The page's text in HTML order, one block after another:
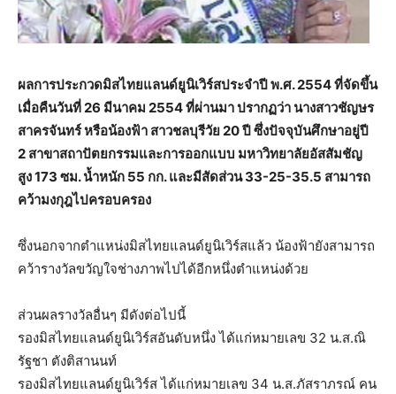
ผลการประกวดมิสไทยแลนด์ยูนิเวิร์สประจำปี พ.ศ. 2554 ที่จัดขึ้น
เมื่อคืนวันที่ 26 มีนาคม 2554 ที่ผ่านมา ปรากฏว่า นางสาวชัญษร
สาครจันทร์ หรือน้องฟ้า สาวชลบุรีวัย 20 ปี ซึ่งปัจจุบันศึกษาอยู่ปี
2 สาขาสถาปัตยกรรมและการออกแบบ มหาวิทยาลัยอัสสัมชัญ
สูง 173 ซม. น้ำหนัก 55 กก. และมีสัดส่วน 33-25-35.5 สามารถ
คว้ามงกุฎไปครอบครอง
ซึ่งนอกจากตำแหน่งมิสไทยแลนด์ยูนิเวิร์สแล้ว น้องฟ้ายังสามารถ
คว้ารางวัลขวัญใจช่างภาพไปได้อีกหนึ่งตำแหน่งด้วย
ส่วนผลรางวัลอื่นๆ มีดังต่อไปนี้
รองมิสไทยแลนด์ยูนิเวิร์สอันดับหนึ่ง ได้แก่หมายเลข 32 น.ส.ณิ
รัฐชา ตังติสานนท์
รองมิสไทยแลนด์ยูนิเวิร์ส ได้แก่หมายเลข 34 น.ส.ภัสราภรณ์ คน